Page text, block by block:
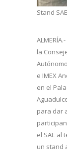
Stand
la
e IMEX
en el
para dar
el SAE al
un stand